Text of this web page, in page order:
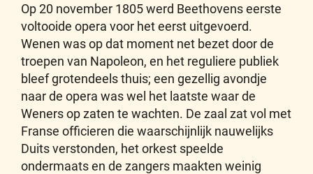
Op 20 november 1805 werd Beethovens eerste
voltooide opera voor het eerst uitgevoerd.
Wenen was op dat moment net bezet door de
troepen van Napoleon, en het reguliere publiek
bleef grotendeels thuis; een gezellig avondje
naar de opera was wel het laatste waar de
Weners op zaten te wachten. De zaal zat vol met
Franse officieren die waarschijnlijk nauwelijks
Duits verstonden, het orkest speelde
ondermaats en de zangers maakten weinig